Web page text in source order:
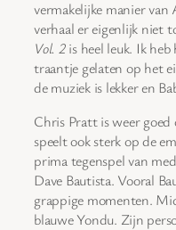
vermakelijke manier
verhaal er eigenlijk niet
Vol. 2is heel leuk. Ik heb
traantje gelaten op het
de muziek is lekker en
Chris Pratt is weer
speelt ook sterk op de
prima tegenspel van
Dave Bautista. Vooral
grappige momenten.
blauwe Yondu. Zijn